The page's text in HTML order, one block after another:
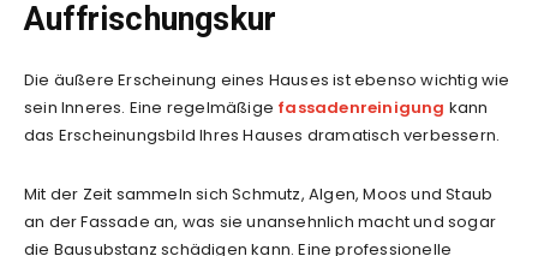
Auffrischungskur
Die äußere Erscheinung eines Hauses ist ebenso wichtig wie
sein Inneres. Eine regelmäßige fassadenreinigung kann
das Erscheinungsbild Ihres Hauses dramatisch verbessern.
Mit der Zeit sammeln sich Schmutz, Algen, Moos und Staub
an der Fassade an, was sie unansehnlich macht und sogar
die Bausubstanz schädigen kann. Eine professionelle